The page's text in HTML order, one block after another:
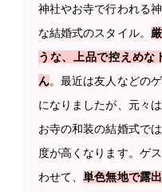
神社やお寺で行われる
な結婚式のスタイル。
うな、上品で控えめな
ん。最近は友人などの
になりましたが、元々
お寺の和装の結婚式で
度が高くなります。ゲ
わせて、単色無地で露